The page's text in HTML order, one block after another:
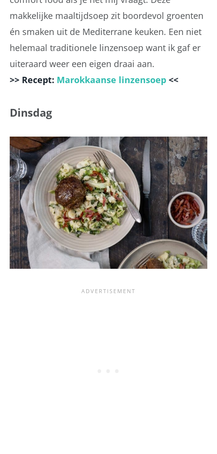
makkelijke maaltijdsoep zit boordevol groenten
én smaken uit de Mediterrane keuken. Een niet
helemaal traditionele linzensoep want ik gaf er
uiteraard weer een eigen draai aan.
>> Recept: Marokkaanse linzensoep <<
Dinsdag